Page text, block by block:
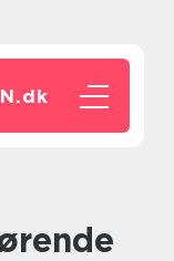
dk